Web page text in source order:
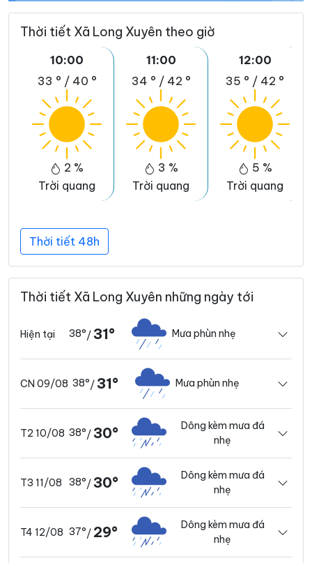
Thời tiết Xã Long Xuyên theo giờ
10:00
33 ° / 40 °
2 %
Trời quang
11:00
34 ° / 42 °
3 %
Trời quang
12:00
35 ° / 42 °
5 %
Trời quang
Thời tiết 48h
Thời tiết Xã Long Xuyên những ngày tới
Hiện tại 38°/31° Mưa phùn nhẹ
CN 09/08 38°/31° Mưa phùn nhẹ
T2 10/08 38°/30°
Dông kèm mưa đá
nhẹ
T3 11/08 38°/30°
Dông kèm mưa đá
nhẹ
T4 12/08 37°/ 29°
Dông kèm mưa đá
nhẹ